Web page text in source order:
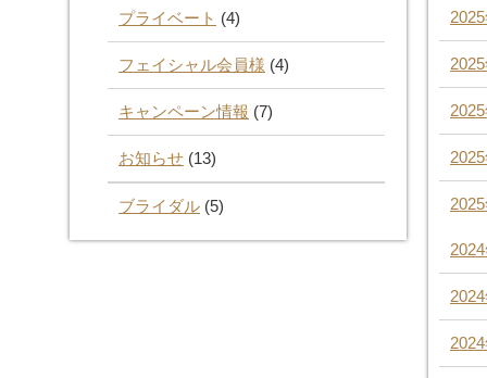
プライベート (4)
フェイシャル会員様 (4)
キャンペーン情報 (7)
お知らせ (13)
ブライダル (5)